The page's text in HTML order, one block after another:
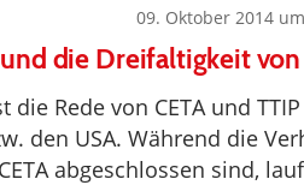
09. Oktober 2014
die Dreifaltigkeit von
die Rede von CETA und
den USA. Während die
abgeschlossen sind,